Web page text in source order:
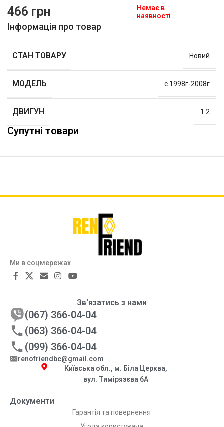
466 грн
Немає в
наявності
Інформація про товар
СТАН ТОВАРУ Новий
МОДЕЛЬ с 1998г-2008г
ДВИГУН 1.2
Супутні товари
Ми в соцмережах
Документи
Гарантія та повернення
Зв'язатись з нами
(067) 366-04-04
(063) 366-04-04
(099) 366-04-04
renofriendbc@gmail.com
Київська обл., м. Біла Церква,
вул. Тимірязєва 6А